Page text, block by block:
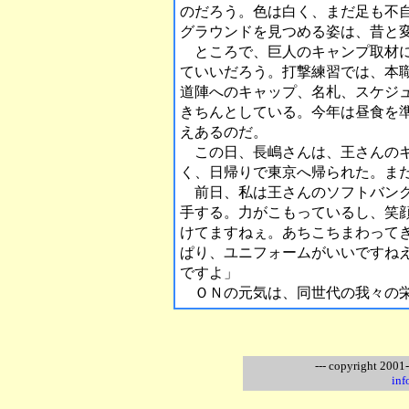
のだろう。色は白く、まだ足も不
グラウンドを見つめる姿は、昔と
ところで、巨人のキャンプ取材
ていいだろう。打撃練習では、本
道陣へのキャップ、名札、スケジ
きちんとしている。今年は昼食を
えあるのだ。
この日、長嶋さんは、王さんの
く、日帰りで東京へ帰られた。ま
前日、私は王さんのソフトバン
手する。力がこもっているし、笑
けてますねぇ。あちこちまわって
ぱり、ユニフォームがいいですね
ですよ」
ＯＮの元気は、同世代の我々の
--- copyright